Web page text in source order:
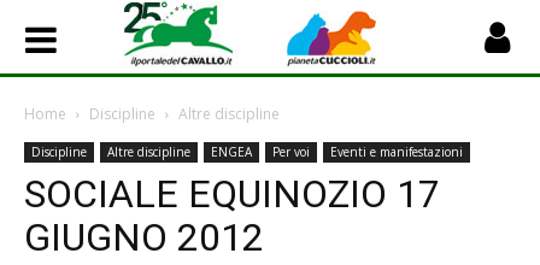
Home Discipline Altre discipline
Discipline Altre discipline ENGEA Per voi Eventi e manifestazioni
SOCIALE EQUINOZIO 17
GIUGNO 2012